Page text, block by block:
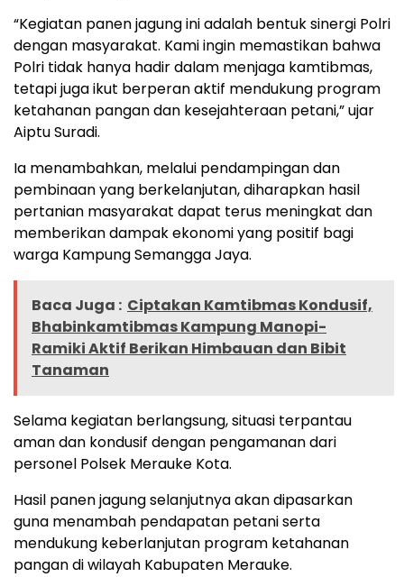
“Kegiatan panen jagung ini adalah bentuk sinergi Polri
dengan masyarakat. Kami ingin memastikan bahwa
Polri tidak hanya hadir dalam menjaga kamtibmas,
tetapi juga ikut berperan aktif mendukung program
ketahanan pangan dan kesejahteraan petani,” ujar
Aiptu Suradi.
Ia menambahkan, melalui pendampingan dan
pembinaan yang berkelanjutan, diharapkan hasil
pertanian masyarakat dapat terus meningkat dan
memberikan dampak ekonomi yang positif bagi
warga Kampung Semangga Jaya.
Baca Juga : Ciptakan Kamtibmas Kondusif,
Bhabinkamtibmas Kampung Manopi-
Ramiki Aktif Berikan Himbauan dan Bibit
Tanaman
Selama kegiatan berlangsung, situasi terpantau
aman dan kondusif dengan pengamanan dari
personel Polsek Merauke Kota.
Hasil panen jagung selanjutnya akan dipasarkan
guna menambah pendapatan petani serta
mendukung keberlanjutan program ketahanan
pangan di wilayah Kabupaten Merauke.